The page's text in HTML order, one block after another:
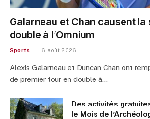
Galarneau et Chan causent la
double à l’Omnium
Sports 6 août 2026
Alexis Galarneau et Duncan Chan ont
de premier tour en double à…
Des activités
le Mois de